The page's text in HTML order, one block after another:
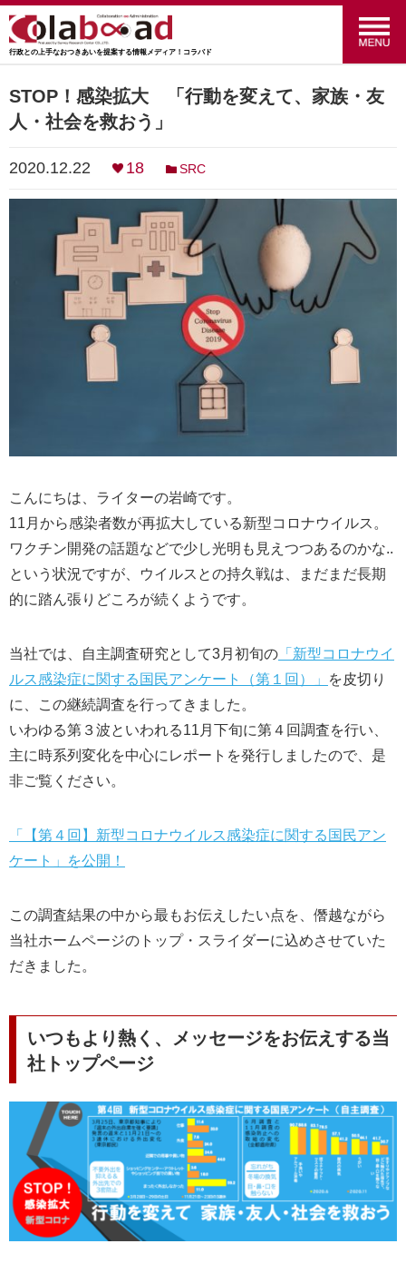
行政との上手なおつきあいを提案する情報メディア！コラバド
政策のおはなし(24)
福祉のおはなし(27)
交通のおはなし (16)
マーケティングのおはなし(4)
行ってみた！やってみた！(34)
統計のおはなし (27)
行政のおはなし (14)
FOLLOW ME!
STOP！感染拡大 「行動を変えて、家族・友
人・社会を救おう」
2020.12.22 18 SRC
こんにちは、ライターの岩崎です。
11月から感染者数が再拡大している新型コロナウイルス。
ワクチン開発の話題などで少し光明も見えつつあるのかな..
という状況ですが、ウイルスとの持久戦は、まだまだ長期
的に踏ん張りどころが続くようです。
当社では、自主調査研究として3月初旬の 「新型コロナウイ
ルス感染症に関する国民アンケート（第１回）」
を皮切り
に、この継続調査を行ってきました。
いわゆる第３波といわれる11月下旬に第４回調査を行い、
主に時系列変化を中心にレポートを発行しましたので、是
非ご覧ください。
「【第４回】新型コロナウイルス感染症に関する国民アン
ケート」を公開！
この調査結果の中から最もお伝えしたい点を、僭越ながら
当社ホームページのトップ・スライダーに込めさせていた
だきました。
いつもより熱く、メッセージをお伝えする当
社トップページ